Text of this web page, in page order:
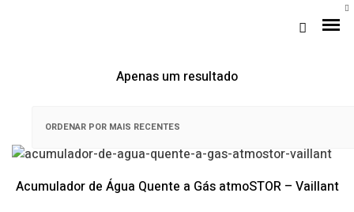
Apenas um resultado
Acumulador de Água Quente a Gás atmoSTOR – Vaillant